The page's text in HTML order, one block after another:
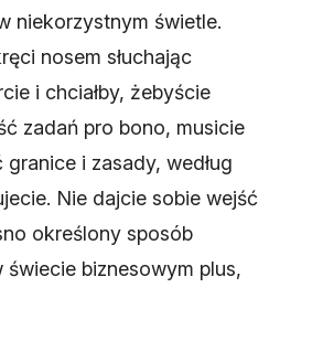
niekorzystnym świetle.
nosem słuchając
i chciałby, żebyście
zadań pro bono, musicie
i zasady, według
Nie dajcie sobie wejść
określony sposób
świecie biznesowym plus,